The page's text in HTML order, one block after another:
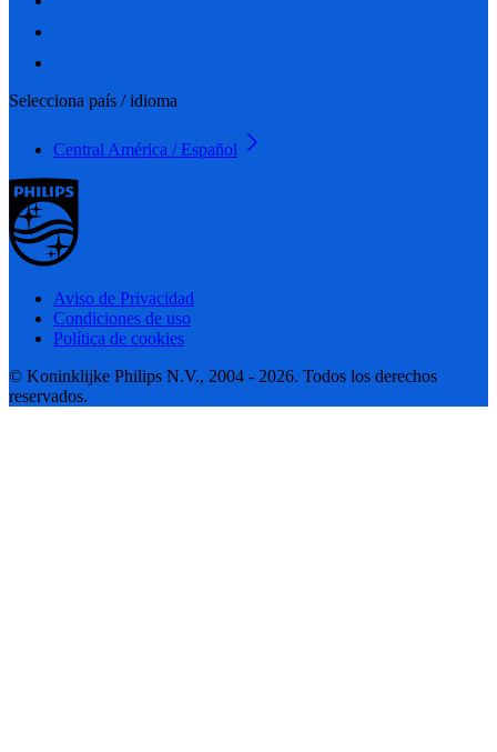
Selecciona país / idioma
Central América / Español
Aviso de Privacidad
Condiciones de uso
Política de cookies
© Koninklijke Philips N.V., 2004 - 2026. Todos los derechos
reservados.